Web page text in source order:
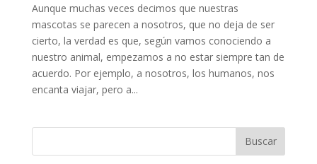
Aunque muchas veces decimos que nuestras
mascotas se parecen a nosotros, que no deja de ser
cierto, la verdad es que, según vamos conociendo a
nuestro animal, empezamos a no estar siempre tan de
acuerdo. Por ejemplo, a nosotros, los humanos, nos
encanta viajar, pero a...